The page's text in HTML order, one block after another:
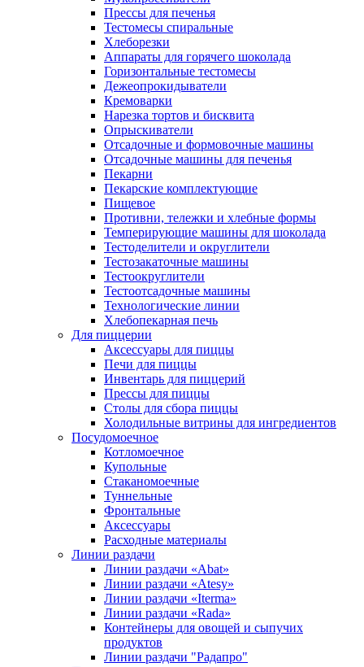
Прессы для печенья
Тестомесы спиральные
Хлеборезки
Аппараты для горячего шоколада
Горизонтальные тестомесы
Дежеопрокидыватели
Кремоварки
Нарезка тортов и бисквита
Опрыскиватели
Отсадочные и формовочные машины
Отсадочные машины для печенья
Пекарни
Пекарские комплектующие
Пищевое
Противни, тележки и хлебные формы
Темперирующие машины для шоколада
Тестоделители и округлители
Тестозакаточные машины
Тестоокруглители
Тестоотсадочные машины
Технологические линии
Хлебопекарная печь
Для пиццерии
Аксессуары для пиццы
Печи для пиццы
Инвентарь для пиццерий
Прессы для пиццы
Столы для сбора пиццы
Холодильные витрины для ингредиентов
Посудомоечное
Котломоечное
Купольные
Стаканомоечные
Туннельные
Фронтальные
Аксессуары
Расходные материалы
Линии раздачи
Линии раздачи «Abat»
Линии раздачи «Atesy»
Линии раздачи «Iterma»
Линии раздачи «Rada»
Контейнеры для овощей и сыпучих
продуктов
Линии раздачи "Радапро"